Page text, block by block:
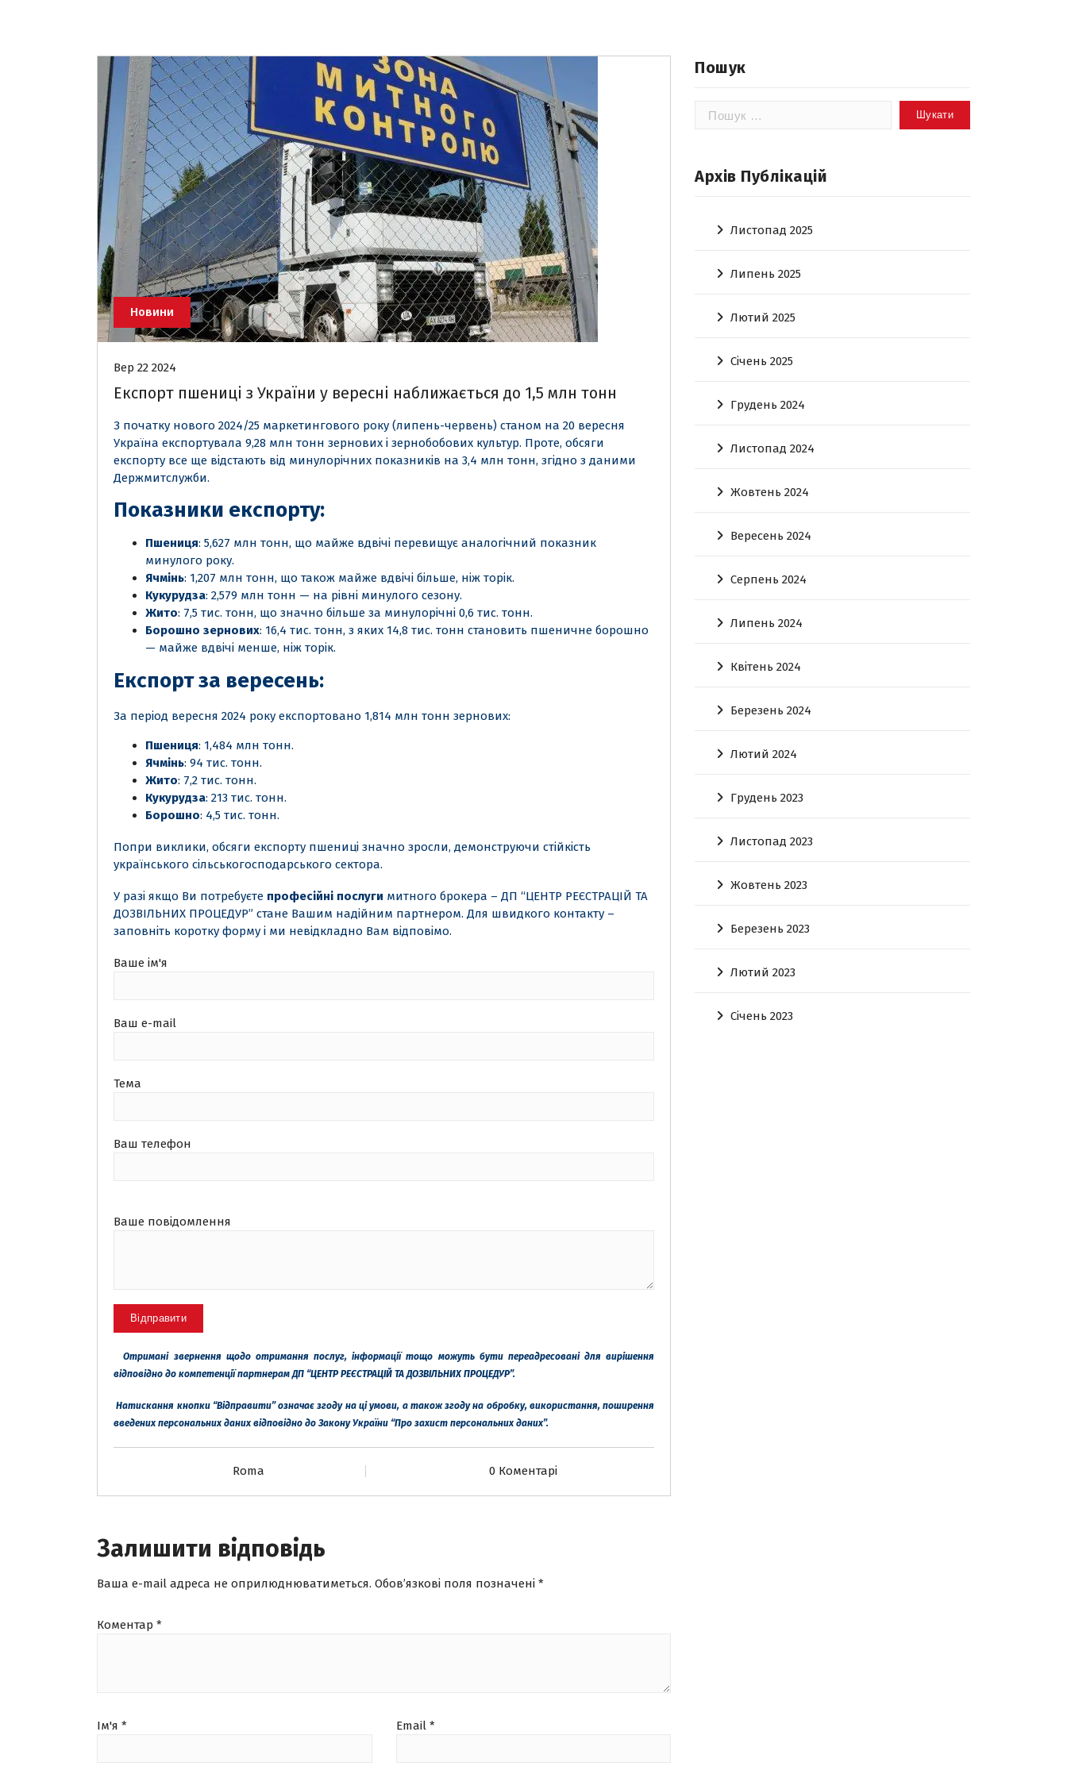
Новини
Вер 22 2024
Експорт пшениці з України у вересні наближається до 1,5 млн тонн
З початку нового 2024/25 маркетингового року (липень-червень) станом на 20 вересня
Україна експортувала 9,28 млн тонн зернових і зернобобових культур. Проте, обсяги
експорту все ще відстають від минулорічних показників на 3,4 млн тонн, згідно з даними
Держмитслужби.
Показники експорту:
Пшениця: 5,627 млн тонн, що майже вдвічі перевищує аналогічний показник
минулого року.
Ячмінь: 1,207 млн тонн, що також майже вдвічі більше, ніж торік.
Кукурудза: 2,579 млн тонн — на рівні минулого сезону.
Жито: 7,5 тис. тонн, що значно більше за минулорічні 0,6 тис. тонн.
Борошно зернових: 16,4 тис. тонн, з яких 14,8 тис. тонн становить пшеничне борошно
— майже вдвічі менше, ніж торік.
Експорт за вересень:
За період вересня 2024 року експортовано 1,814 млн тонн зернових:
Пшениця: 1,484 млн тонн.
Ячмінь: 94 тис. тонн.
Жито: 7,2 тис. тонн.
Кукурудза: 213 тис. тонн.
Борошно: 4,5 тис. тонн.
Попри виклики, обсяги експорту пшениці значно зросли, демонструючи стійкість
українського сільськогосподарського сектора.
У разі якщо Ви потребуєте професійні послуги митного брокера – ДП “ЦЕНТР РЕЄСТРАЦІЙ ТА
ДОЗВІЛЬНИХ ПРОЦЕДУР” стане Вашим надійним партнером. Для швидкого контакту –
заповніть коротку форму і ми невідкладно Вам відповімо.
Ваше ім'я
Ваш e-mail
Тема
Ваш телефон
Ваше повідомлення
Отримані звернення щодо отримання послуг, інформації тощо можуть бути переадресовані для вирішення
відповідно до компетенції партнерам ДП “ЦЕНТР РЕЄСТРАЦІЙ ТА ДОЗВІЛЬНИХ ПРОЦЕДУР”.
Натискання кнопки “Відправити” означає згоду на ці умови, а також згоду на обробку, використання, поширення
введених персональних даних відповідно до Закону України “Про захист персональних даних”.
Roma 0 Коментарі
Залишити відповідь
Ваша e-mail адреса не оприлюднюватиметься. Обов’язкові поля позначені *
Коментар *
Ім'я * Email *
Пошук
Пошук:
Архів Публікацій
Листопад 2025
Липень 2025
Лютий 2025
Січень 2025
Грудень 2024
Листопад 2024
Жовтень 2024
Вересень 2024
Серпень 2024
Липень 2024
Квітень 2024
Березень 2024
Лютий 2024
Грудень 2023
Листопад 2023
Жовтень 2023
Березень 2023
Лютий 2023
Січень 2023